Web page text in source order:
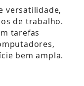
versatilidade,
de trabalho.
tarefas
bem ampla.